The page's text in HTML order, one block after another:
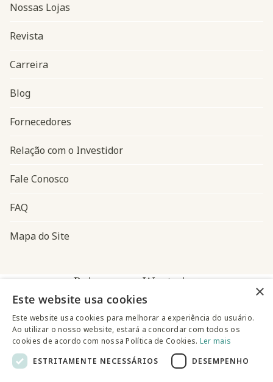
Navegação do rodapé
Nossas Lojas
Revista
Carreira
Blog
Fornecedores
Relação com o Investidor
Fale Conosco
FAQ
Mapa do Site
Baixe o app Westwing
×
Este website usa cookies
Este website usa cookies para melhorar a experiência do usuário.
Ao utilizar o nosso website, estará a concordar com todos os
cookies de acordo com nossa Política de Cookies. Ler mais
ESTRITAMENTE NECESSÁRIOS
DESEMPENHO